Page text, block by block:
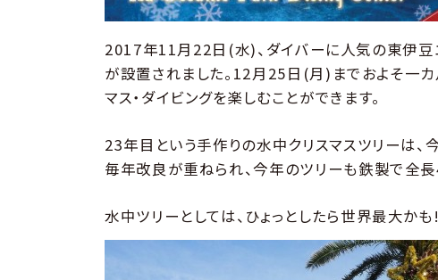
2017年11月22日(水)、ダイバーに人気の東伊豆
が設置されました。12月25日(月)までおよそ
マス・ダイビングを楽しむことができます。
23年目という手作りの水中クリスマスツリーは、
毎年改良が重ねられ、今年のツリーも鉄製で全
水中ツリーとしては、ひょっとしたら世界最大か